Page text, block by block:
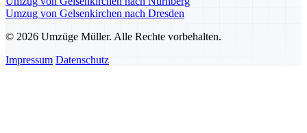
Umzug von Gelsenkirchen nach Dresden
© 2026 Umzüge Müller. Alle Rechte vorbehalten.
Impressum Datenschutz